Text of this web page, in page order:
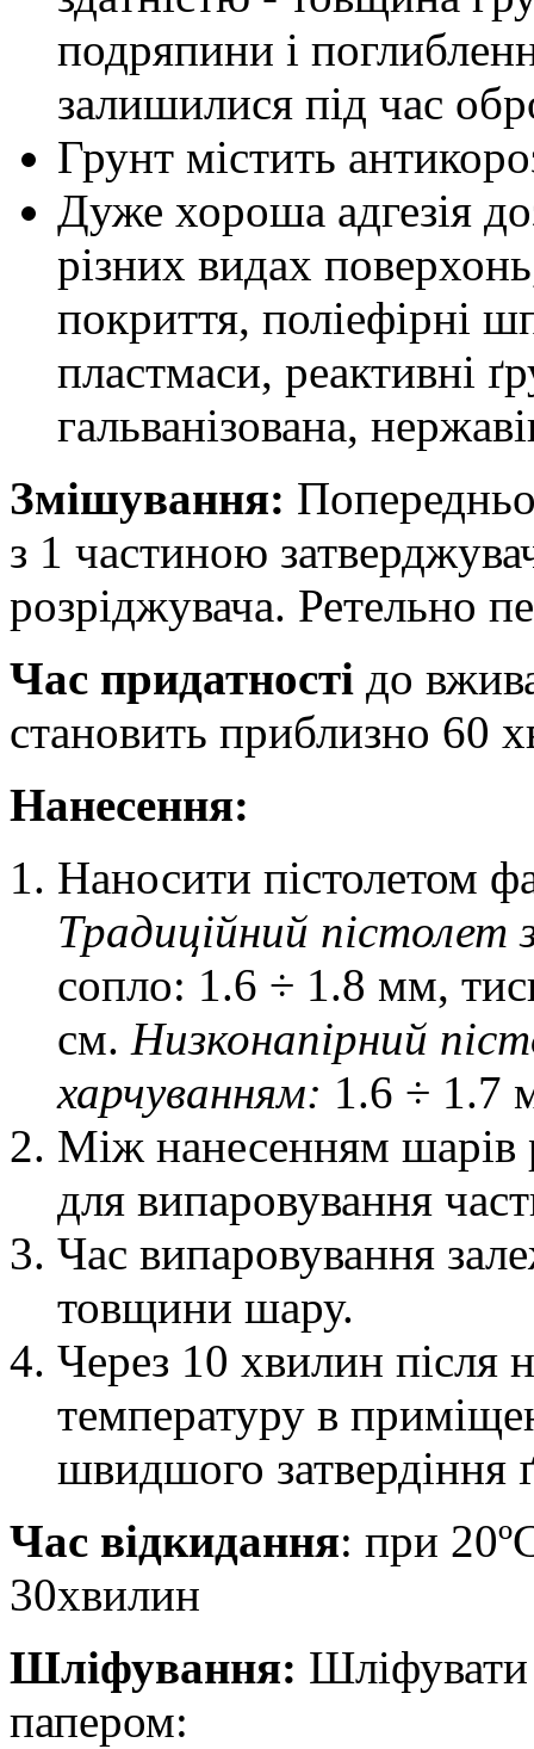
подряпини і
залишилися під час
Грунт містить
Дуже хороша адгезія
різних видах
покриття, поліефірні
пластмаси, реактивні
гальванізована,
Змішування:
з 1 частиною
розріджувача. Ретельно
Час придатності до
становить приблизно 60
Нанесення:
Наносити пістолетом
Традиційний пістолет
сопло: 1.6 ÷ 1.8 мм,
см. Низконапірний
харчуванням: 1.6 ÷ 1.7
Між нанесенням шарів
для випаровування
Час випаровування
товщини шару.
Через 10 хвилин після
температуру в
швидшого затвердіння
Час відкидання: при
30хвилин
Шліфування:
папером: